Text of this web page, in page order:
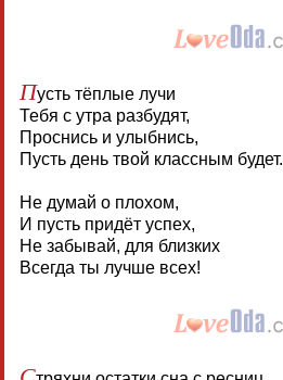
Пусть тёплые лучи
Тебя с утра разбудят,
Проснись и улыбнись,
Пусть день твой классным будет.
Не думай о плохом,
И пусть придёт успех,
Не забывай, для близких
Всегда ты лучше всех!